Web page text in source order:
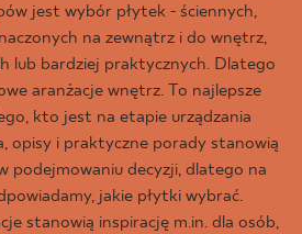
jest wybór płytek - ściennych,
na zewnątrz i do wnętrz,
lub bardziej praktycznych. Dlatego
aranżacje wnętrz. To najlepsze
kto jest na etapie urządzania
opisy i praktyczne porady stanowią
podejmowaniu decyzji, dlatego na
jakie płytki wybrać.
stanowią inspirację m.in. dla osób,